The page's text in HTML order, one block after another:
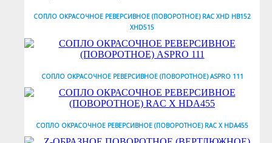
СОПЛО ОКРАСОЧНОЕ РЕВЕРСИВНОЕ (ПОВОРОТНОЕ) RAC XHD HB152
XHD515
СОПЛО ОКРАСОЧНОЕ РЕВЕРСИВНОЕ (ПОВОРОТНОЕ) ASPRO 111
СОПЛО ОКРАСОЧНОЕ РЕВЕРСИВНОЕ (ПОВОРОТНОЕ) RAC X HDA455